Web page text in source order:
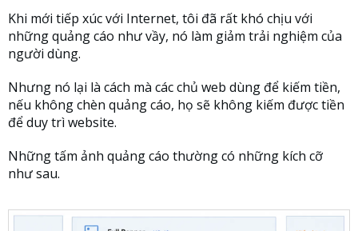
Khi mới tiếp xúc với Internet, tôi đã rất khó chịu với
những quảng cáo như vầy, nó làm giảm trải nghiệm của
người dùng.
Nhưng nó lại là cách mà các chủ web dùng để kiếm tiền,
nếu không chèn quảng cáo, họ sẽ không kiếm được tiền
để duy trì website.
Những tấm ảnh quảng cáo thường có những kích cỡ
như sau.